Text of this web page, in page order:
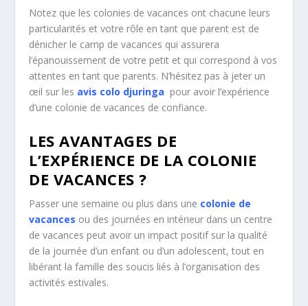
Notez que les colonies de vacances ont chacune leurs
particularités et votre rôle en tant que parent est de
dénicher le camp de vacances qui assurera
l’épanouissement de votre petit et qui correspond à vos
attentes en tant que parents. N’hésitez pas à jeter un
œil sur les avis colo djuringa pour avoir l’expérience
d’une colonie de vacances de confiance.
LES AVANTAGES DE
L’EXPÉRIENCE DE LA COLONIE
DE VACANCES ?
Passer une semaine ou plus dans une colonie de
vacances ou des journées en intérieur dans un centre
de vacances peut avoir un impact positif sur la qualité
de la journée d’un enfant ou d’un adolescent, tout en
libérant la famille des soucis liés à l’organisation des
activités estivales.